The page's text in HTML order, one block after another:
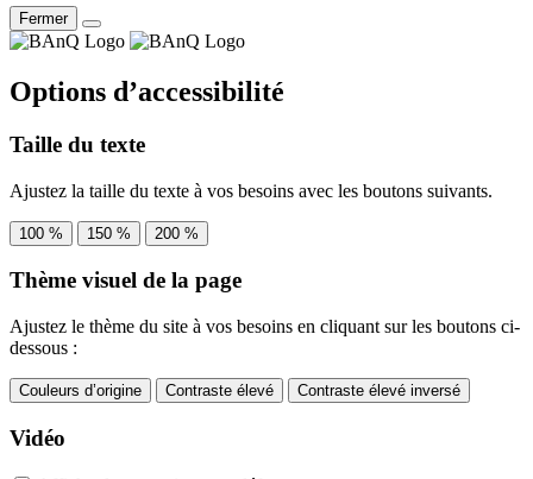
Fermer
Options d’accessibilité
Taille du texte
Ajustez la taille du texte à vos besoins avec les boutons suivants.
100 % 150 % 200 %
Thème visuel de la page
Ajustez le thème du site à vos besoins en cliquant sur les boutons ci-
dessous :
Couleurs d’origine Contraste élevé Contraste élevé inversé
Vidéo